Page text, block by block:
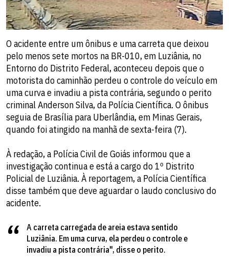
O acidente entre um ônibus e uma carreta que deixou
pelo menos sete mortos na BR-010, em Luziânia, no
Entorno do Distrito Federal, aconteceu depois que o
motorista do caminhão perdeu o controle do veículo em
uma curva e invadiu a pista contrária, segundo o perito
criminal Anderson Silva, da Polícia Científica. O ônibus
seguia de Brasília para Uberlândia, em Minas Gerais,
quando foi atingido na manhã de sexta-feira (7).
À redação, a Polícia Civil de Goiás informou que a
investigação continua e está a cargo do 1º Distrito
Policial de Luziânia. À reportagem, a Polícia Científica
disse também que deve aguardar o laudo conclusivo do
acidente.
A carreta carregada de areia estava sentido
Luziânia. Em uma curva, ela perdeu o controle e
invadiu a pista contrária", disse o perito.